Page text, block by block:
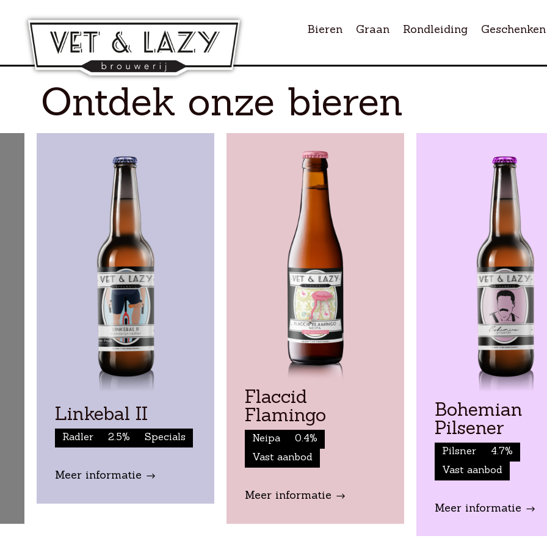
Bieren Graan Rondleiding Geschenken
Ontdek onze bieren
Flamingo
Neipa
0.4%
Bohemian
Pilsener
Pilsner
4.7%
Vast aanbod
St. Guinefort
Belgisch Blond
Vast aanbod